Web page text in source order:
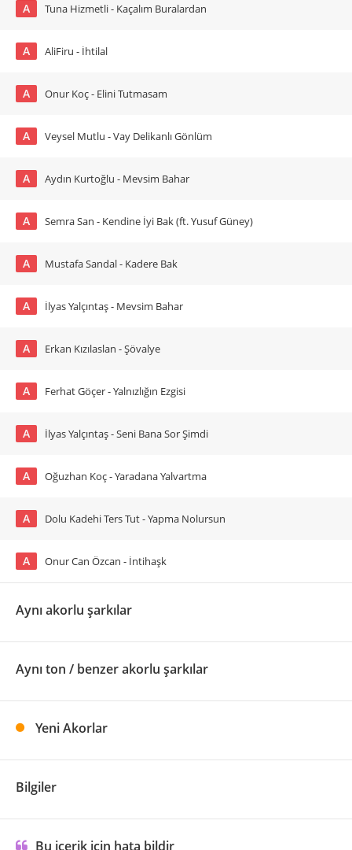
A Tuna Hizmetli - Kaçalım Buralardan
A AliFiru - İhtilal
A Onur Koç - Elini Tutmasam
A Veysel Mutlu - Vay Delikanlı Gönlüm
A Aydın Kurtoğlu - Mevsim Bahar
A Semra San - Kendine İyi Bak (ft. Yusuf Güney)
A Mustafa Sandal - Kadere Bak
A İlyas Yalçıntaş - Mevsim Bahar
A Erkan Kızılaslan - Şövalye
A Ferhat Göçer - Yalnızlığın Ezgisi
A İlyas Yalçıntaş - Seni Bana Sor Şimdi
A Oğuzhan Koç - Yaradana Yalvartma
A Dolu Kadehi Ters Tut - Yapma Nolursun
A Onur Can Özcan - İntihaşk
Aynı akorlu şarkılar
Aynı ton / benzer akorlu şarkılar
Yeni Akorlar
Bilgiler
Bu içerik için hata bildir